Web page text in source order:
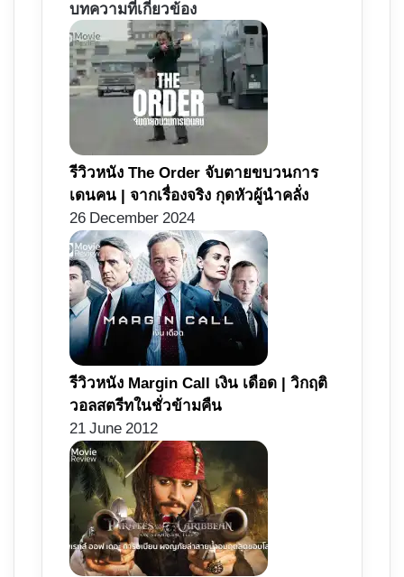
บทความที่เกี่ยวข้อง
รีวิวหนัง The Order จับตายขบวนการ
เดนคน | จากเรื่องจริง กุดหัวผู้นำคลั่ง
26 December 2024
รีวิวหนัง Margin Call เงิน เดือด | วิกฤติ
วอลสตรีทในชั่วข้ามคืน
21 June 2012